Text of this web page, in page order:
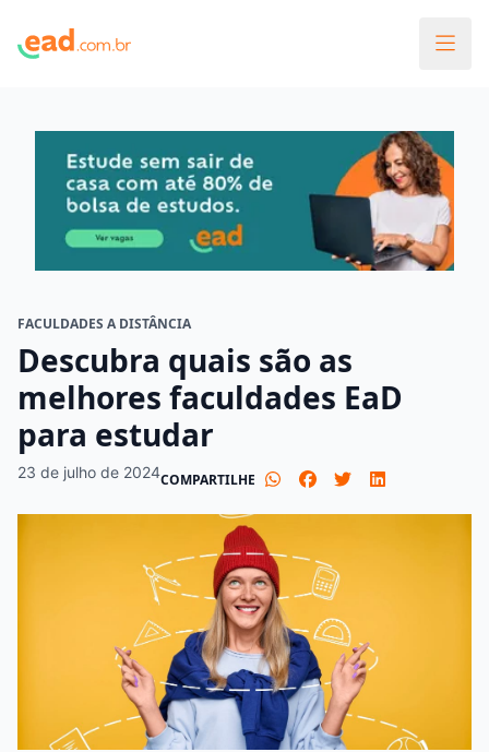
FACULDADES A DISTÂNCIA
Descubra quais são as
melhores faculdades EaD
para estudar
23 de julho de 2024COMPARTILHE